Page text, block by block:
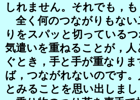
しれません。それでも，
全く何のつながりもない
りをスパッと切っている
気遣いを重ねることが，
ぐとき，手と手が重なり
ば，つながれないのです
とみることを思い出しま